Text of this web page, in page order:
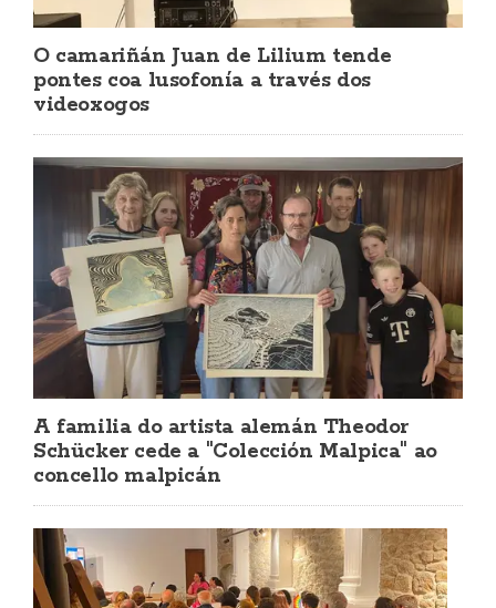
O camariñán Juan de Lilium tende
pontes coa lusofonía a través dos
videoxogos
A familia do artista alemán Theodor
Schücker cede a "Colección Malpica" ao
concello malpicán